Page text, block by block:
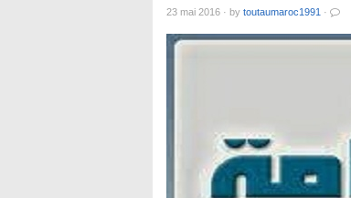
23 mai 2016 · by toutaumaroc1991 ·